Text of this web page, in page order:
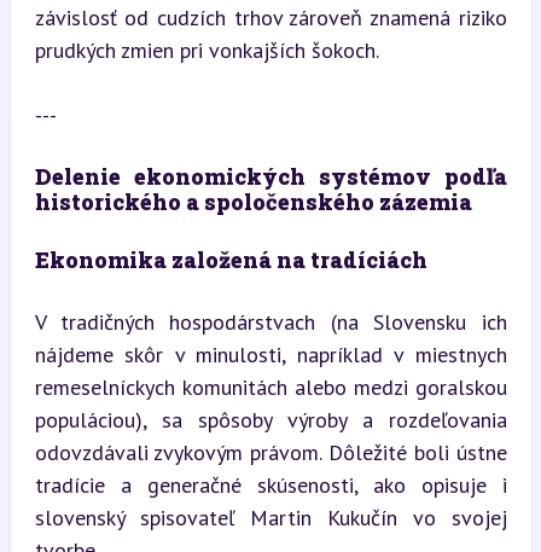
závislosť od cudzích trhov zároveň znamená riziko
prudkých zmien pri vonkajších šokoch.
---
Delenie ekonomických systémov podľa
historického a spoločenského zázemia
Ekonomika založená na tradíciách
V tradičných hospodárstvach (na Slovensku ich
nájdeme skôr v minulosti, napríklad v miestnych
remeselníckych komunitách alebo medzi goralskou
populáciou), sa spôsoby výroby a rozdeľovania
odovzdávali zvykovým právom. Dôležité boli ústne
tradície a generačné skúsenosti, ako opisuje i
slovenský spisovateľ Martin Kukučín vo svojej